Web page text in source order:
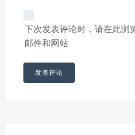
下次发表评论时，请在此
邮件和网站